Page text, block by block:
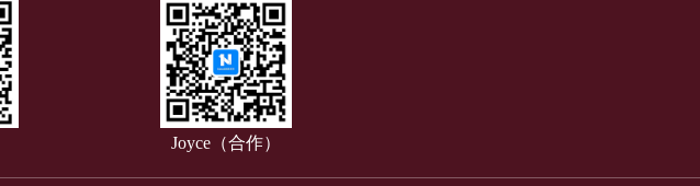
Joyce（合作）